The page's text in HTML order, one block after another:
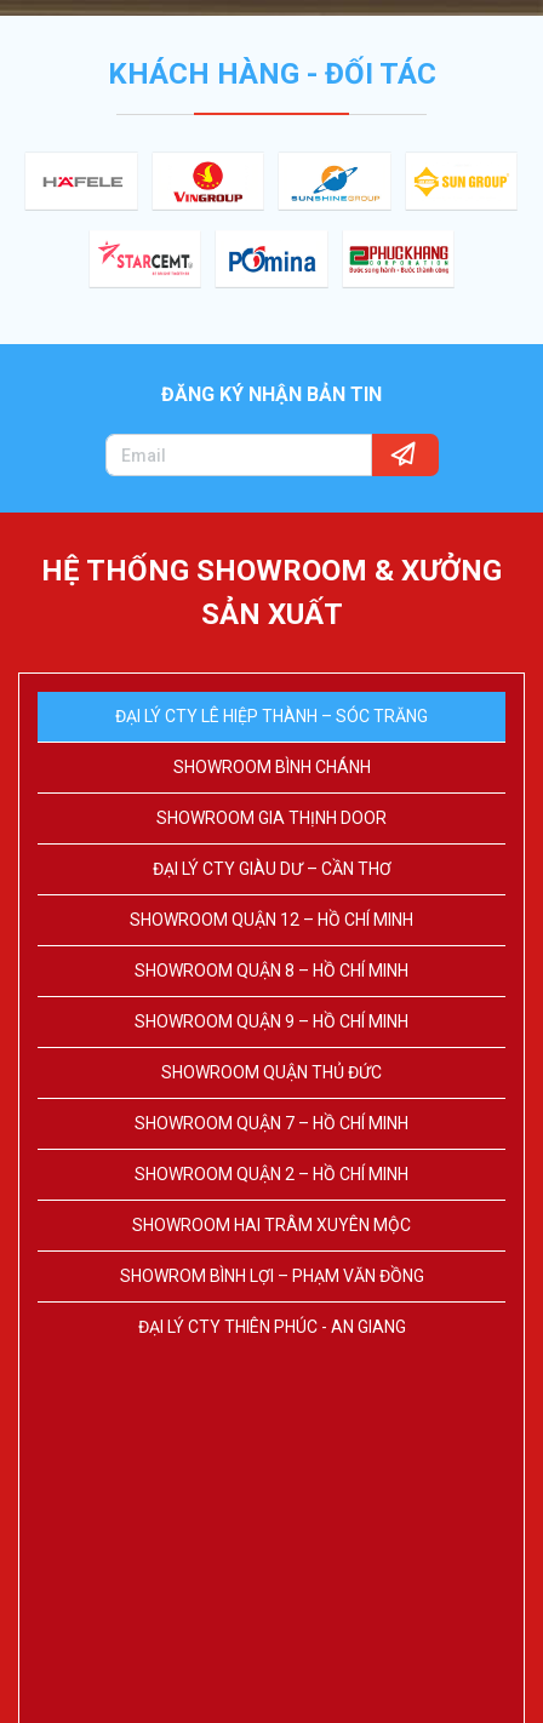
KHÁCH HÀNG - ĐỐI TÁC
ĐĂNG KÝ NHẬN BẢN TIN
HỆ THỐNG SHOWROOM & XƯỞNG
SẢN XUẤT
ĐẠI LÝ CTY LÊ HIỆP THÀNH – SÓC TRĂNG
SHOWROOM BÌNH CHÁNH
SHOWROOM GIA THỊNH DOOR
ĐẠI LÝ CTY GIÀU DƯ – CẦN THƠ
SHOWROOM QUẬN 12 – HỒ CHÍ MINH
SHOWROOM QUẬN 8 – HỒ CHÍ MINH
SHOWROOM QUẬN 9 – HỒ CHÍ MINH
SHOWROOM QUẬN THỦ ĐỨC
SHOWROOM QUẬN 7 – HỒ CHÍ MINH
SHOWROOM QUẬN 2 – HỒ CHÍ MINH
SHOWROOM HAI TRÂM XUYÊN MỘC
SHOWROM BÌNH LỢI – PHẠM VĂN ĐỒNG
ĐẠI LÝ CTY THIÊN PHÚC - AN GIANG